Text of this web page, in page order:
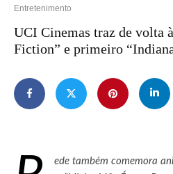
Entretenimento
UCI Cinemas traz de volta
Fiction” e primeiro
ede também comemora